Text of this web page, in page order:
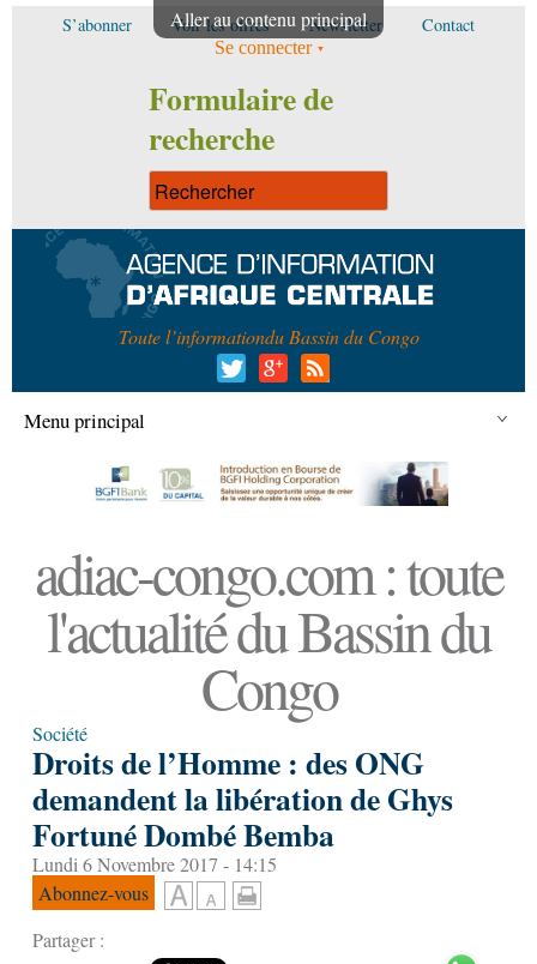
Aller au contenu principal
S’abonner Voir les offres Newsletter Contact
Se connecter
Formulaire de
recherche
Toute l’informationdu Bassin du Congo
Menu principal
adiac-congo.com : toute
l'actualité du Bassin du
Congo
Société
Droits de l’Homme : des ONG
demandent la libération de Ghys
Fortuné Dombé Bemba
Lundi 6 Novembre 2017 - 14:15
Abonnez-vous
Partager :